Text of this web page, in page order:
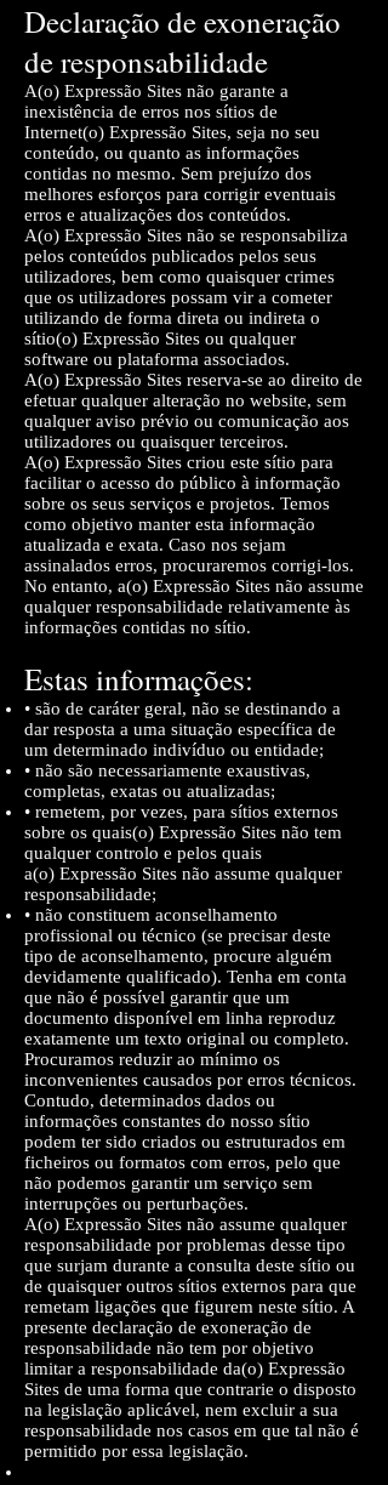
Declaração de exoneração
de responsabilidade
A(o) Expressão Sites não garante a
inexistência de erros nos sítios de
Internet(o) Expressão Sites, seja no seu
conteúdo, ou quanto as informações
contidas no mesmo. Sem prejuízo dos
melhores esforços para corrigir eventuais
erros e atualizações dos conteúdos.
A(o) Expressão Sites não se responsabiliza
pelos conteúdos publicados pelos seus
utilizadores, bem como quaisquer crimes
que os utilizadores possam vir a cometer
utilizando de forma direta ou indireta o
sítio(o) Expressão Sites ou qualquer
software ou plataforma associados.
A(o) Expressão Sites reserva-se ao direito de
efetuar qualquer alteração no website, sem
qualquer aviso prévio ou comunicação aos
utilizadores ou quaisquer terceiros.
A(o) Expressão Sites criou este sítio para
facilitar o acesso do público à informação
sobre os seus serviços e projetos. Temos
como objetivo manter esta informação
atualizada e exata. Caso nos sejam
assinalados erros, procuraremos corrigi-los.
No entanto, a(o) Expressão Sites não assume
qualquer responsabilidade relativamente às
informações contidas no sítio.
Estas informações:
• são de caráter geral, não se destinando a
dar resposta a uma situação específica de
um determinado indivíduo ou entidade;
• não são necessariamente exaustivas,
completas, exatas ou atualizadas;
• remetem, por vezes, para sítios externos
sobre os quais(o) Expressão Sites não tem
qualquer controlo e pelos quais
a(o) Expressão Sites não assume qualquer
responsabilidade;
• não constituem aconselhamento
profissional ou técnico (se precisar deste
tipo de aconselhamento, procure alguém
devidamente qualificado). Tenha em conta
que não é possível garantir que um
documento disponível em linha reproduz
exatamente um texto original ou completo.
Procuramos reduzir ao mínimo os
inconvenientes causados por erros técnicos.
Contudo, determinados dados ou
informações constantes do nosso sítio
podem ter sido criados ou estruturados em
ficheiros ou formatos com erros, pelo que
não podemos garantir um serviço sem
interrupções ou perturbações.
A(o) Expressão Sites não assume qualquer
responsabilidade por problemas desse tipo
que surjam durante a consulta deste sítio ou
de quaisquer outros sítios externos para que
remetam ligações que figurem neste sítio. A
presente declaração de exoneração de
responsabilidade não tem por objetivo
limitar a responsabilidade da(o) Expressão
Sites de uma forma que contrarie o disposto
na legislação aplicável, nem excluir a sua
responsabilidade nos casos em que tal não é
permitido por essa legislação.